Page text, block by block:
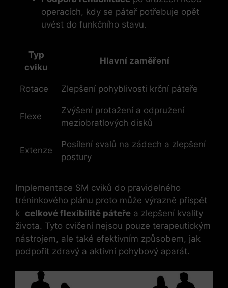
operacích, ‍kdy se ⁣páteř potřebuje opět
uvést do funkčního stavu.
Typ
cviku
Hlavní zaměření
Rotace Zlepšení pohyblivosti krční páteře
Flexe
Zvýšení protažení ⁣a odpružení
meziobratlových disků
Extenze
Posílení svalů na zádech a zlepšení
postury
Implementace SM cviků do pravidelného
tréninkového⁣ plánu proto může⁣ výrazně‍ přispět
k ⁤ celkové flexibilitě páteře a zlepšení kvality
života. Tyto⁤ cvičení nejsou pouze terapeutickým
nástrojem, ale také efektivním způsobem, jak
podpořit zdravý ​a aktivní pohybový aparát.